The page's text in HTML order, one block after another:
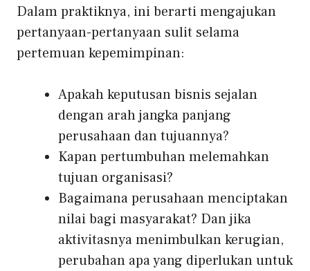
Dalam praktiknya, ini berarti mengajukan
pertanyaan-pertanyaan sulit selama
pertemuan kepemimpinan:
Apakah keputusan bisnis sejalan
dengan arah jangka panjang
perusahaan dan tujuannya?
Kapan pertumbuhan melemahkan
tujuan organisasi?
Bagaimana perusahaan menciptakan
nilai bagi masyarakat? Dan jika
aktivitasnya menimbulkan kerugian,
perubahan apa yang diperlukan untuk